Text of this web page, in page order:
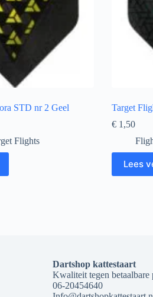
STD nr 2 Geel
Flights
Target
€1,50
Lees
Dartshop kattestaart
Kwaliteit tegen betaalbare
06-20454640